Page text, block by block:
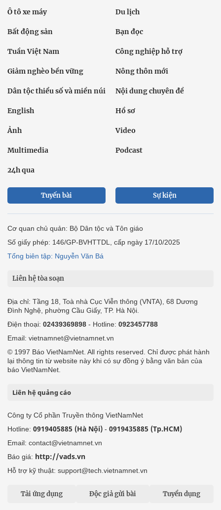
Ô tô xe máy Du lịch
Bất động sản Bạn đọc
Tuần Việt Nam Công nghiệp hỗ trợ
Giảm nghèo bền vững Nông thôn mới
Dân tộc thiểu số và miền núi Nội dung chuyên đề
English Hồ sơ
Ảnh Video
Multimedia Podcast
24h qua
Tuyến bài Sự kiện
Cơ quan chủ quản: Bộ Dân tộc và Tôn giáo
Số giấy phép: 146/GP-BVHTTDL, cấp ngày 17/10/2025
Tổng biên tập: Nguyễn Văn Bá
Liên hệ tòa soạn
Địa chỉ: Tầng 18, Toà nhà Cục Viễn thông (VNTA), 68 Dương
Đình Nghệ, phường Cầu Giấy, TP. Hà Nội.
Điện thoại: 02439369898 - Hotline: 0923457788
Email: vietnamnet@vietnamnet.vn
© 1997 Báo VietNamNet. All rights reserved. Chỉ được phát hành
lại thông tin từ website này khi có sự đồng ý bằng văn bản của
báo VietNamNet.
Liên hệ quảng cáo
Công ty Cổ phần Truyền thông VietNamNet
Hotline: 0919405885 (Hà Nội) - 0919435885 (Tp.HCM)
Email: contact@vietnamnet.vn
Báo giá: http://vads.vn
Hỗ trợ kỹ thuật: support@tech.vietnamnet.vn
Tải ứng dụng Độc giả gửi bài Tuyển dụng